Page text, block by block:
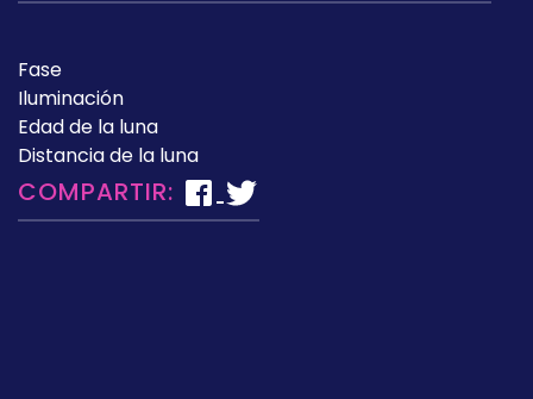
Fase
Iluminación
Edad de la luna
Distancia de la luna
COMPARTIR: